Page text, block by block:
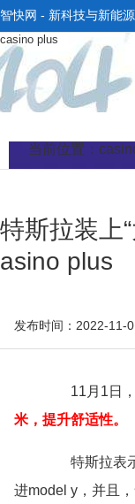
智快网 - 新科技与新能
casino plus
当前位置：
特斯拉装上
asino plus
发布时间：2022-11-
11月1日，
米，提升舒适性。
特斯拉表示
进model y，并且